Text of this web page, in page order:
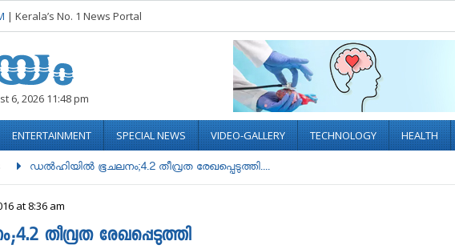
| Kerala’s No. 1 News Portal
6, 2026 11:48 pm
ENTERTAINMENT SPECIAL NEWS VIDEO-GALLERY TECHNOLOGY HEALTH
ഡൽഹിയിൽ ഭൂചലനം;4.2 തീവ്രത രേഖപ്പെടുത്തി....
at 8:36 am
തീവ്രത രേഖപ്പെടുത്തി